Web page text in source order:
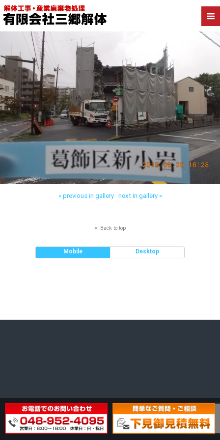
Back to 葛飾区新小岩 マンション解体
« previous in gallery next in gallery »
Back to top
Mobile Desktop